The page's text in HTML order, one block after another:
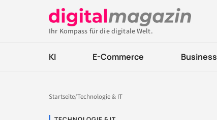
Ihr Kompass für die digitale Welt.
KI E-Commerce Business
Startseite/Technologie & IT